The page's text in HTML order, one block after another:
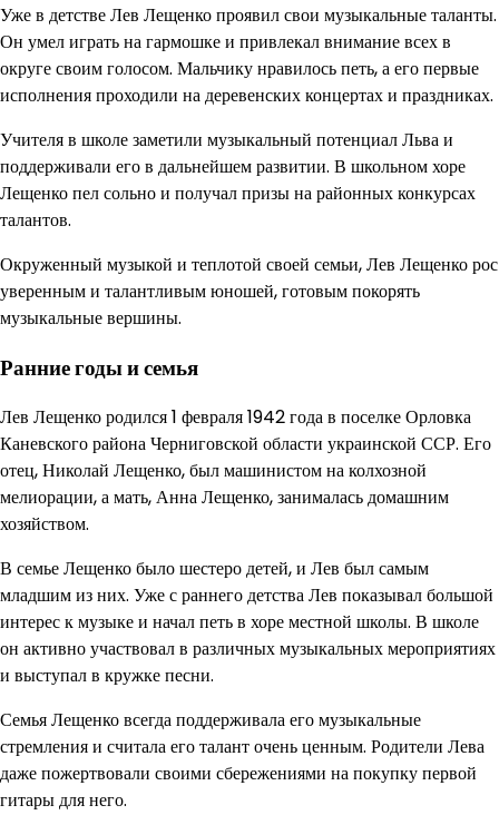
Уже в детстве Лев Лещенко проявил свои музыкальные таланты.
Он умел играть на гармошке и привлекал внимание всех в
округе своим голосом. Мальчику нравилось петь, а его первые
исполнения проходили на деревенских концертах и праздниках.
Учителя в школе заметили музыкальный потенциал Льва и
поддерживали его в дальнейшем развитии. В школьном хоре
Лещенко пел сольно и получал призы на районных конкурсах
талантов.
Окруженный музыкой и теплотой своей семьи, Лев Лещенко рос
уверенным и талантливым юношей, готовым покорять
музыкальные вершины.
Ранние годы и семья
Лев Лещенко родился 1 февраля 1942 года в поселке Орловка
Каневского района Черниговской области украинской ССР. Его
отец, Николай Лещенко, был машинистом на колхозной
мелиорации, а мать, Анна Лещенко, занималась домашним
хозяйством.
В семье Лещенко было шестеро детей, и Лев был самым
младшим из них. Уже с раннего детства Лев показывал большой
интерес к музыке и начал петь в хоре местной школы. В школе
он активно участвовал в различных музыкальных мероприятиях
и выступал в кружке песни.
Семья Лещенко всегда поддерживала его музыкальные
стремления и считала его талант очень ценным. Родители Лева
даже пожертвовали своими сбережениями на покупку первой
гитары для него.